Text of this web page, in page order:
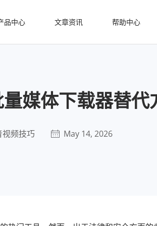
品中心 文章资讯 帮助中心
媒体下载器替代
视频技巧 May 14, 2026